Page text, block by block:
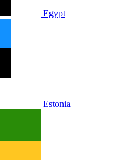
Egypt
Estonia